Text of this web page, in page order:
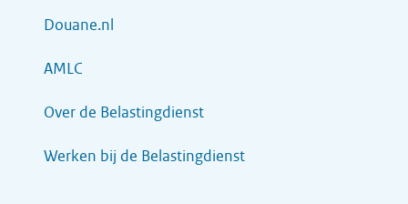
Douane.nl
AMLC
Over de Belastingdienst
Werken bij de Belastingdienst